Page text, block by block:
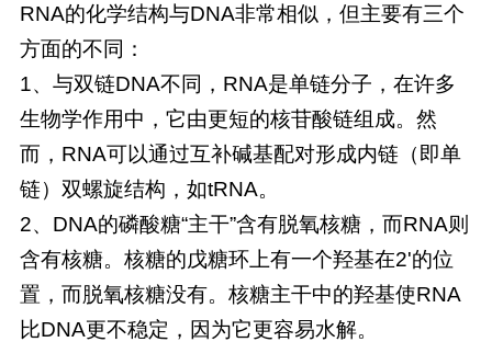
RNA的化学结构与DNA非常相似，但主要有三个
方面的不同：
1、与双链DNA不同，RNA是单链分子，在许多
生物学作用中，它由更短的核苷酸链组成。然
而，RNA可以通过互补碱基配对形成内链（即单
链）双螺旋结构，如tRNA。
2、DNA的磷酸糖“主干”含有脱氧核糖，而RNA则
含有核糖。核糖的戊糖环上有一个羟基在2'的位
置，而脱氧核糖没有。核糖主干中的羟基使RNA
比DNA更不稳定，因为它更容易水解。